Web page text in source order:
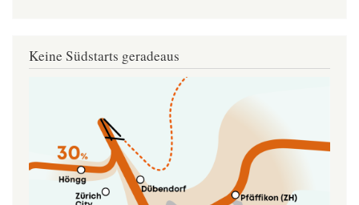
Keine Südstarts geradeaus